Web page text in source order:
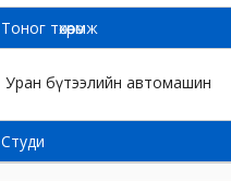
Тоног төхөөрөмж
Уран бүтээлийн автомашин
Cтуди